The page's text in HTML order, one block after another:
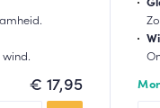
€ 17,95